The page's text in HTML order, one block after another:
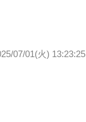
07/01(火)